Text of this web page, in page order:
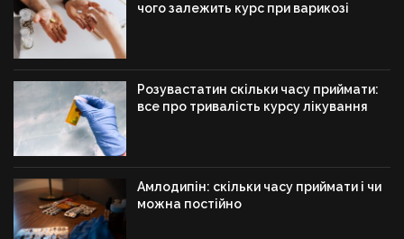
чого залежить курс при варикозі
Розувастатин скільки часу приймати:
все про тривалість курсу лікування
Амлодипін: скільки часу приймати і чи
можна постійно